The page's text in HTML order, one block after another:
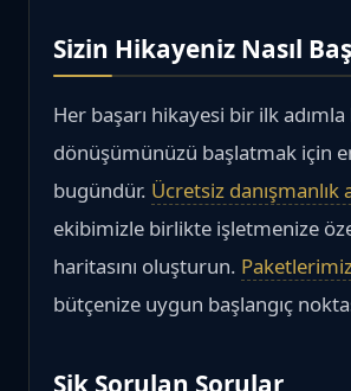
Sizin Hikayeniz Nasıl
Her başarı hikayesi bir ilk adımla
dönüşümünüzü başlatmak için
bugündür. Ücretsiz danışmanlık
ekibimizle birlikte işletmenize
haritasını oluşturun.
bütçenize uygun başlangıç
Sik Sorulan Sorular